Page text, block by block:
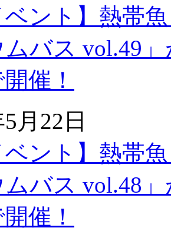
ベント】熱帯
ムバス vol.49
催！
月22日
ベント】熱帯
ムバス vol.48
催！